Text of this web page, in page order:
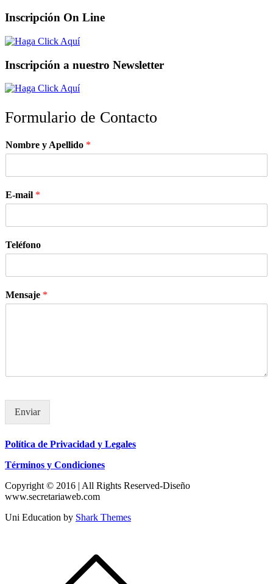
Inscripción On Line
Inscripción a nuestro Newsletter
Formulario de Contacto
Nombre y Apellido *
E-mail *
Teléfono
Mensaje *
Enviar
Política de Privacidad y Legales
Términos y Condiciones
Copyright © 2016 | All Rights Reserved-Diseño
www.secretariaweb.com
Uni Education by Shark Themes